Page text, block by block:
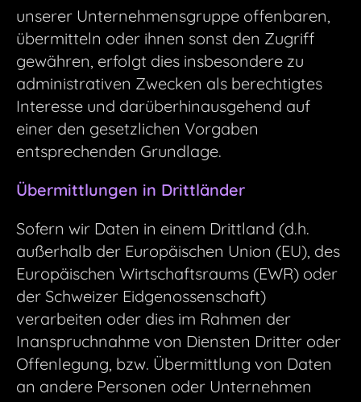
unserer Unternehmensgruppe offenbaren,
übermitteln oder ihnen sonst den Zugriff
gewähren, erfolgt dies insbesondere zu
administrativen Zwecken als berechtigtes
Interesse und darüberhinausgehend auf
einer den gesetzlichen Vorgaben
entsprechenden Grundlage.
Übermittlungen in Drittländer
Sofern wir Daten in einem Drittland (d.h.
außerhalb der Europäischen Union (EU), des
Europäischen Wirtschaftsraums (EWR) oder
der Schweizer Eidgenossenschaft)
verarbeiten oder dies im Rahmen der
Inanspruchnahme von Diensten Dritter oder
Offenlegung, bzw. Übermittlung von Daten
an andere Personen oder Unternehmen